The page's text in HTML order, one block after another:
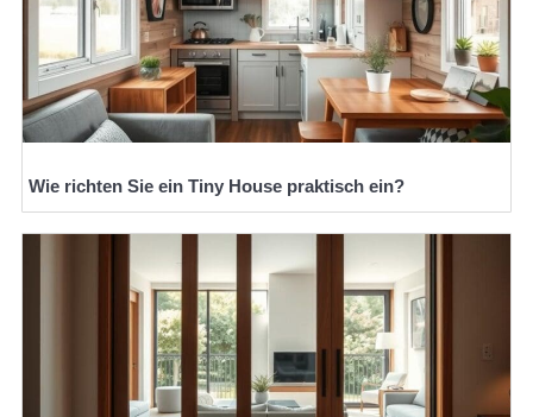
Wie richten Sie ein Tiny House praktisch ein?